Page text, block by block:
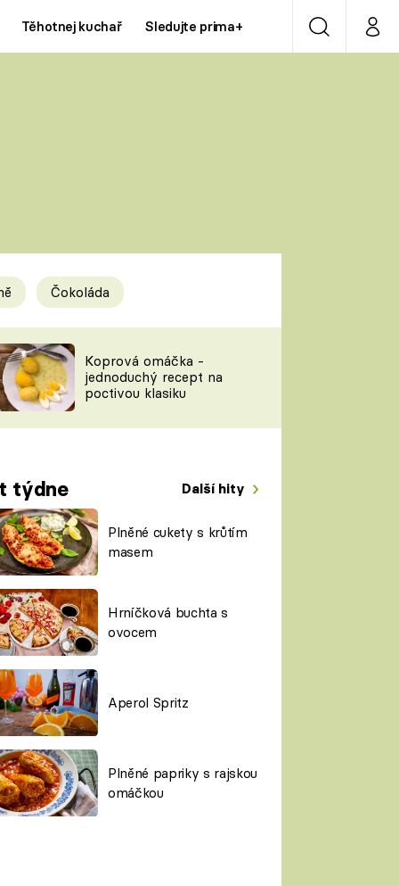
Těhotnej kuchař Sledujte prima+ VyhledáváníMůj
Prima LAJK
Sledujte nás
Čokoláda
Koprová omáčka -
jednoduchý recept na
poctivou klasiku
týdne Další hity
Plněné cukety s krůtím
masem
Hrníčková buchta s
ovocem
Aperol Spritz
Plněné papriky s rajskou
omáčkou